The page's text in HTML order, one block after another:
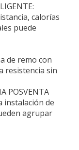
calorías
puede
de remo con
resistencia sin
POSVENTA
instalación de
agrupar